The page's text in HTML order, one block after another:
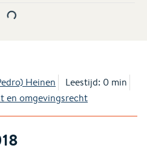
Heinen
Leestijd: 0 min
en omgevingsrecht